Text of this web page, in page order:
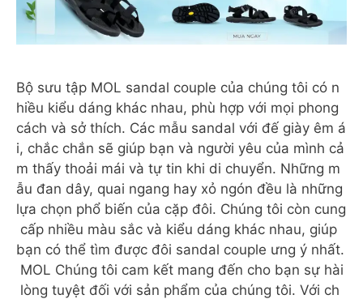
Bộ sưu tập MOL sandal couple của chúng tôi có n
hiều kiểu dáng khác nhau, phù hợp với mọi phong
cách và sở thích. Các mẫu sandal với đế giày êm á
i, chắc chắn sẽ giúp bạn và người yêu của mình cả
m thấy thoải mái và tự tin khi di chuyển. Những m
ẫu đan dây, quai ngang hay xỏ ngón đều là những
lựa chọn phổ biến của cặp đôi. Chúng tôi còn cung
cấp nhiều màu sắc và kiểu dáng khác nhau, giúp
bạn có thể tìm được đôi sandal couple ưng ý nhất.
MOL Chúng tôi cam kết mang đến cho bạn sự hài
lòng tuyệt đối với sản phẩm của chúng tôi. Với ch